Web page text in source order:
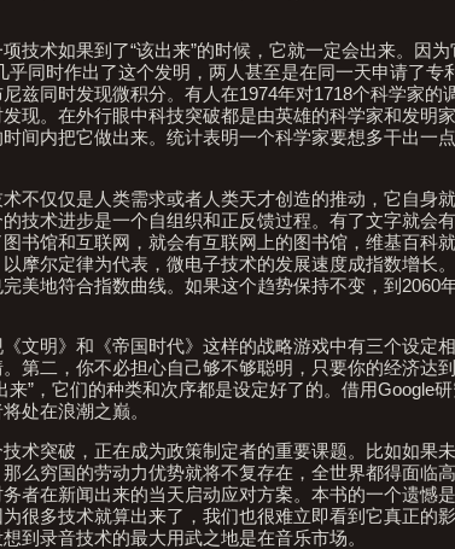
技术如果到了“该出来”的时候，它就一定会出来。因
乎同时作出了这个发明，两人甚至是在同一天申请了
兹同时发现微积分。有人在1974年对1718个科学家的
现。在外行眼中科技突破都是由英雄的科学家和发明
间内把它做出来。统计表明一个科学家要想多干出
不仅仅是人类需求或者人类天才创造的推动，它自身
技术进步是一个自组织和正反馈过程。有了文字就会
书馆和互联网，就会有互联网上的图书馆，维基百科
摩尔定律为代表，微电子技术的发展速度成指数增长
美地符合指数曲线。如果这个趋势保持不变，到2060
文明》和《帝国时代》这样的战略游戏中有三个设定
第二，你不必担心自己够不够聪明，只要你的经济达
来”，它们的种类和次序都是设定好了的。借用Google
处在浪潮之巅。
术突破，正在成为政策制定者的重要课题。比如如果
么穷国的劳动力优势就将不复存在，全世界都得面临
者在新闻出来的当天启动应对方案。本书的一个遗憾
很多技术就算出来了，我们也很难立即看到它真正的
到录音技术的最大用武之地是在音乐市场。